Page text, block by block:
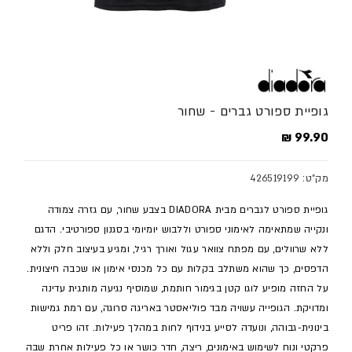
גופיית ספורט גברים - שחור
מחיר מלא
99.90 ₪
מק"ט: 426519199
גופיית ספורט לגברים מבית DIADORA בצבע שחור, עם גזרה צמודה
ונקייה שמתאימה לאימוני ספורט וללבוש יומיומי בסגנון ספורטיבי. הדגם
ללא שרוולים, עם מפתח צוואר עגול ואורך רגיל, ומגיע בעיצוב חלק וללא
הדפסים, כך שהוא משתלב בקלות עם כל מכנסי אימון או שכבה חיצונית.
על החזה מופיע לוגו קטן בגימור חותמת, שמוסיף נגיעה מותגית עדינה
ומדויקת. הגופייה עשויה מבד פוליאסטר באריגה סרוגה, עם רמת גמישות
בינונית-גבוהה, ונועדה לסייע בנידוף לחות במהלך פעילות. זהו פריט
פרקטי ונוח לשימוש באימונים, ריצה, חדר כושר או כל פעילות אחרת שבה